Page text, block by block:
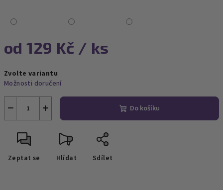
od129 Kč / ks
cena:
Zvolte variantu
Možnosti doručení
+
− Do košíku
Zeptat se Hlídat Sdílet